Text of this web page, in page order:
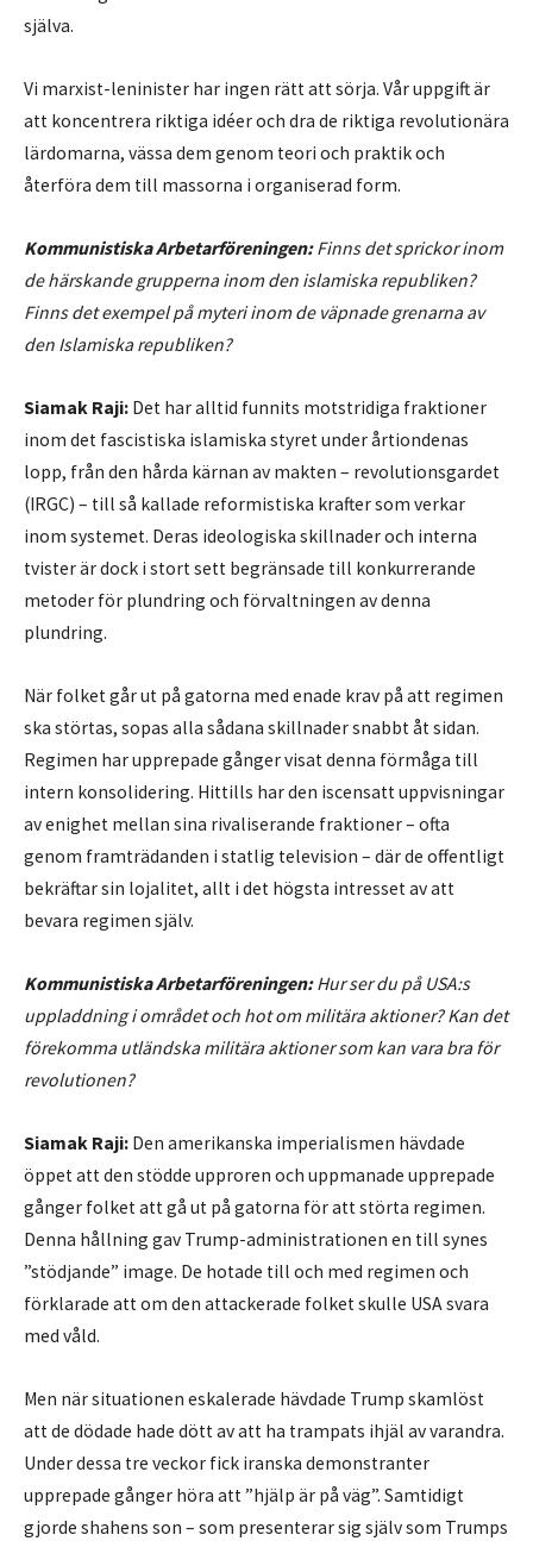
själva.
Vi marxist-leninister har ingen rätt att sörja. Vår uppgift är
att koncentrera riktiga idéer och dra de riktiga revolutionära
lärdomarna, vässa dem genom teori och praktik och
återföra dem till massorna i organiserad form.
Kommunistiska Arbetarföreningen:Finns det sprickor inom
de härskande grupperna inom den islamiska republiken?
Finns det exempel på myteri inom de väpnade grenarna av
den Islamiska republiken?
Siamak Raji: Det har alltid funnits motstridiga fraktioner
inom det fascistiska islamiska styret under årtiondenas
lopp, från den hårda kärnan av makten – revolutionsgardet
(IRGC) – till så kallade reformistiska krafter som verkar
inom systemet. Deras ideologiska skillnader och interna
tvister är dock i stort sett begränsade till konkurrerande
metoder för plundring och förvaltningen av denna
plundring.
När folket går ut på gatorna med enade krav på att regimen
ska störtas, sopas alla sådana skillnader snabbt åt sidan.
Regimen har upprepade gånger visat denna förmåga till
intern konsolidering. Hittills har den iscensatt uppvisningar
av enighet mellan sina rivaliserande fraktioner – ofta
genom framträdanden i statlig television – där de offentligt
bekräftar sin lojalitet, allt i det högsta intresset av att
bevara regimen själv.
Kommunistiska Arbetarföreningen:Hur ser du på USA:s
uppladdning i området och hot om militära aktioner? Kan det
förekomma utländska militära aktioner som kan vara bra för
revolutionen?
Siamak Raji: Den amerikanska imperialismen hävdade
öppet att den stödde upproren och uppmanade upprepade
gånger folket att gå ut på gatorna för att störta regimen.
Denna hållning gav Trump-administrationen en till synes
”stödjande” image. De hotade till och med regimen och
förklarade att om den attackerade folket skulle USA svara
med våld.
Men när situationen eskalerade hävdade Trump skamlöst
att de dödade hade dött av att ha trampats ihjäl av varandra.
Under dessa tre veckor fick iranska demonstranter
upprepade gånger höra att ”hjälp är på väg”. Samtidigt
gjorde shahens son – som presenterar sig själv som Trumps